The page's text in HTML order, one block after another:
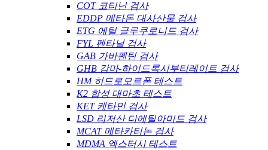
COT 코티닌 검사
EDDP 메타돈 대사산물 검사
ETG 에틸 글루쿠로니드 검사
FYL 펜타닐 검사
GAB 가바펜틴 검사
GHB 감마-하이드록시부티레이트 검사
HM 히드로모르폰 테스트
K2 합성 대마초 테스트
KET 케타민 검사
LSD 리저산 디에틸아미드 검사
MCAT 메타카티논 검사
MDMA 엑스터시 테스트